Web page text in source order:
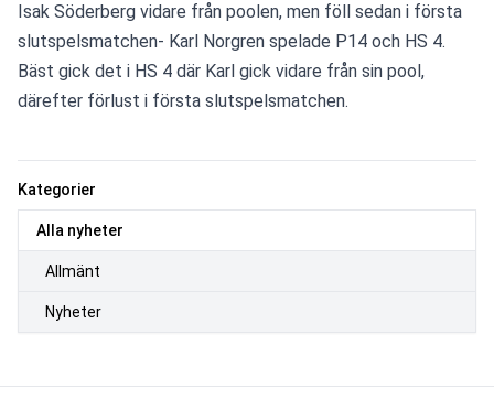
Kategorier
Alla nyheter
Allmänt
Nyheter
Isak Söderberg vidare från poolen, men föll sedan i första
slutspelsmatchen- Karl Norgren spelade P14 och HS 4.
Bäst gick det i HS 4 där Karl gick vidare från sin pool,
därefter förlust i första slutspelsmatchen.